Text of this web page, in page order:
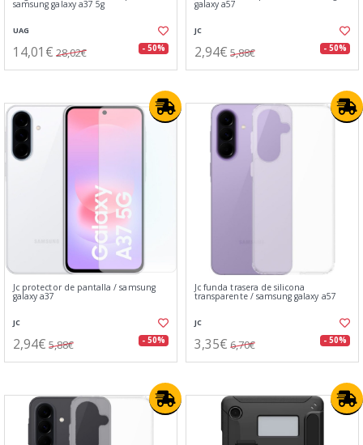
samsung galaxy a37 5g
UAG
14,01€ 28,02€ - 50%
galaxy a57
JC
2,94€ 5,88€ - 50%
Jc protector de pantalla / samsung
galaxy a37
JC
2,94€ 5,88€ - 50%
Jc funda trasera de silicona
transparente / samsung galaxy a57
JC
3,35€ 6,70€ - 50%